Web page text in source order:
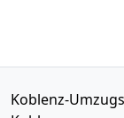
Koblenz-